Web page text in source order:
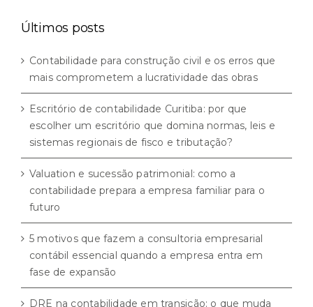
Últimos posts
Contabilidade para construção civil e os erros que
mais comprometem a lucratividade das obras
Escritório de contabilidade Curitiba: por que
escolher um escritório que domina normas, leis e
sistemas regionais de fisco e tributação?
Valuation e sucessão patrimonial: como a
contabilidade prepara a empresa familiar para o
futuro
5 motivos que fazem a consultoria empresarial
contábil essencial quando a empresa entra em
fase de expansão
DRE na contabilidade em transição: o que muda